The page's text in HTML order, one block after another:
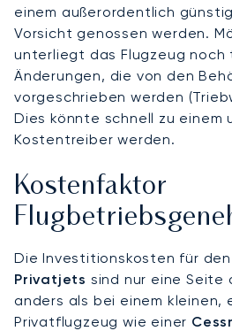
einem außerordentlich
Vorsicht genossen werden.
unterliegt das Flugzeug noch
Änderungen, die von den
vorgeschrieben werden
Dies könnte schnell zu einem
Kostentreiber werden.
Kostenfaktor
Die Investitionskosten für den
Privatjets sind nur eine Seite
anders als bei einem kleinen,
Privatflugzeug wie einer